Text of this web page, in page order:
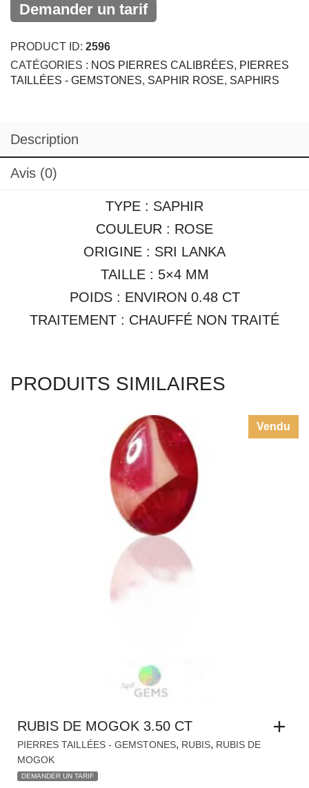
Demander un tarif
PRODUCT ID: 2596
CATÉGORIES : NOS PIERRES CALIBRÉES, PIERRES
TAILLÉES - GEMSTONES, SAPHIR ROSE, SAPHIRS
Description
Avis (0)
TYPE : SAPHIR
COULEUR : ROSE
ORIGINE : SRI LANKA
TAILLE : 5×4 MM
POIDS : ENVIRON 0.48 CT
TRAITEMENT : CHAUFFÉ NON TRAITÉ
PRODUITS SIMILAIRES
Vendu
RUBIS DE MOGOK 3.50 CT
PIERRES TAILLÉES - GEMSTONES, RUBIS, RUBIS DE
MOGOK
DEMANDER UN TARIF